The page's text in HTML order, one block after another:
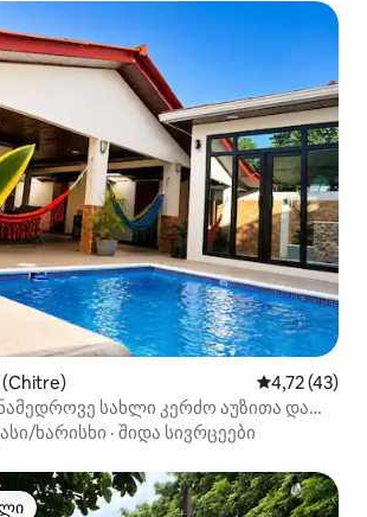
საშუალო
4,72 (43)
სახლი კერძო აუზითა და
ხარისხი · შიდა სივრცეები